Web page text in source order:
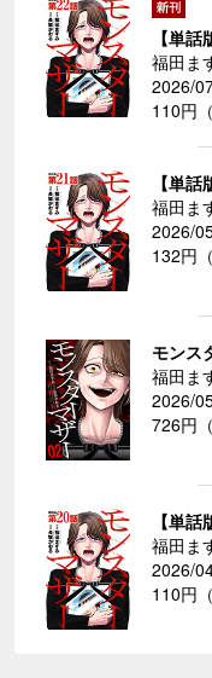
【単
福田ま
2026/
110円
【単
福田ま
2026/
132円
モンス
福田ま
2026/
726円
【単
福田ま
2026/
110円